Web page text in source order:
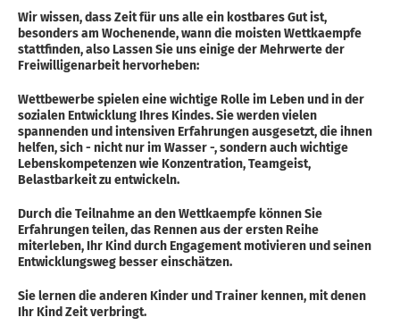
Wir wissen, dass Zeit für uns alle ein kostbares Gut ist,
besonders am Wochenende, wann die moisten Wettkaempfe
stattfinden, also Lassen Sie uns einige der Mehrwerte der
Freiwilligenarbeit hervorheben:
Wettbewerbe spielen eine wichtige Rolle im Leben und in der
sozialen Entwicklung Ihres Kindes. Sie werden vielen
spannenden und intensiven Erfahrungen ausgesetzt, die ihnen
helfen, sich - nicht nur im Wasser -, sondern auch wichtige
Lebenskompetenzen wie Konzentration, Teamgeist,
Belastbarkeit zu entwickeln.
Durch die Teilnahme an den Wettkaempfe können Sie
Erfahrungen teilen, das Rennen aus der ersten Reihe
miterleben, Ihr Kind durch Engagement motivieren und seinen
Entwicklungsweg besser einschätzen.
Sie lernen die anderen Kinder und Trainer kennen, mit denen
Ihr Kind Zeit verbringt.